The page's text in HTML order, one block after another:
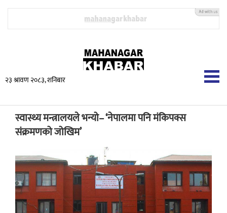
२३ श्रावण २०८३, शनिबार
स्वास्थ्य मन्त्रालयले भन्यो– ‘नेपालमा पनि मंकिपक्स
संक्रमणको जोखिम’